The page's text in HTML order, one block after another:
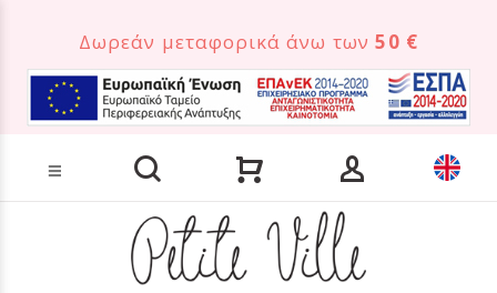
Δωρεάν μεταφορικά άνω των50 €